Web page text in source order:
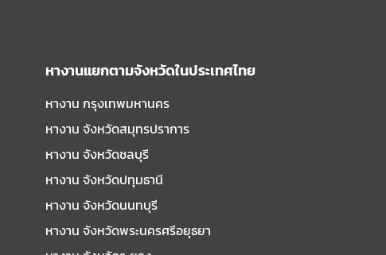
หางานแยกตามจังหวัดในประเทศไทย
หางาน กรุงเทพมหานคร
หางาน จังหวัดสมุทรปราการ
หางาน จังหวัดชลบุรี
หางาน จังหวัดปทุมธานี
หางาน จังหวัดนนทบุรี
หางาน จังหวัดพระนครศรีอยุธยา